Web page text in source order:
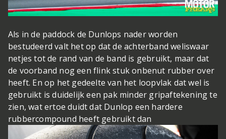
Als in de paddock de Dunlops nader worden
bestudeerd valt het op dat de achterband weliswaar
netjes tot de rand van de band is gebruikt, maar dat
de voorband nog een flink stuk onbenut rubber over
heeft. En op het gedeelte van het loopvlak dat wel is
gebruikt is duidelijk een pak minder gripaftekening te
zien, wat ertoe duidt dat Dunlop een hardere
rubbercompound heeft gebruikt dan